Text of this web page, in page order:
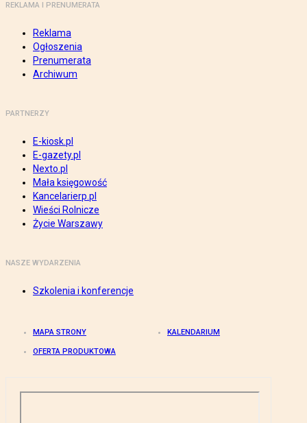
REKLAMA I PRENUMERATA
Reklama
Ogłoszenia
Prenumerata
Archiwum
PARTNERZY
E-kiosk.pl
E-gazety.pl
Nexto.pl
Mała księgowość
Kancelarierp.pl
Wieści Rolnicze
Życie Warszawy
NASZE WYDARZENIA
Szkolenia i konferencje
MAPA STRONY KALENDARIUM
OFERTA PRODUKTOWA